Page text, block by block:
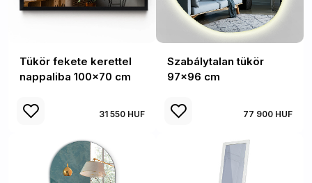
Tükör fekete kerettel
nappaliba 100x70 cm
31 550 HUF
Szabálytalan tükör
97x96 cm
77 900 HUF